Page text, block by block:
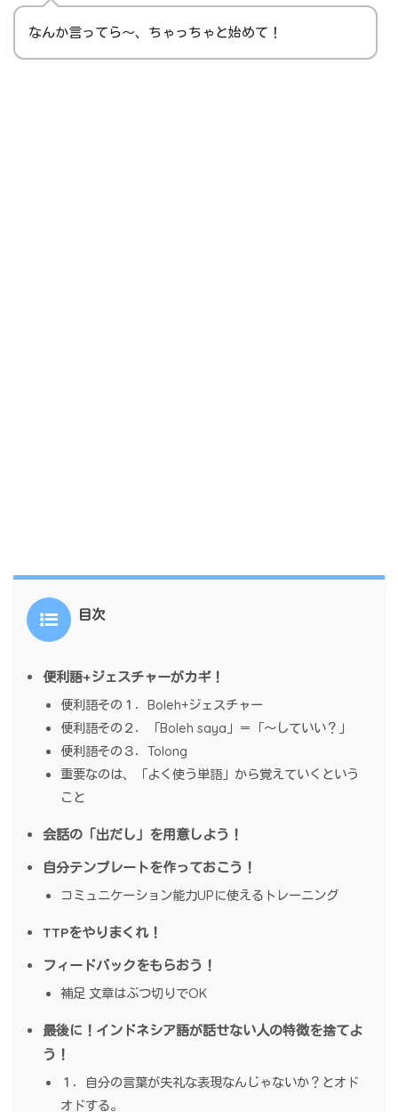
なんか言ってら～、ちゃっちゃと始めて！
目次
便利語+ジェスチャーがカギ！
便利語その１．Boleh+ジェスチャー
便利語その２．「Boleh saya」＝「～していい？」
便利語その３．Tolong
重要なのは、「よく使う単語」から覚えていくという
こと
会話の「出だし」を用意しよう！
自分テンプレートを作っておこう！
コミュニケーション能力UPに使えるトレーニング
TTPをやりまくれ！
フィードバックをもらおう！
補足 文章はぶつ切りでOK
最後に！インドネシア語が話せない人の特徴を捨てよ
う！
１．自分の言葉が失礼な表現なんじゃないか？とオド
オドする。